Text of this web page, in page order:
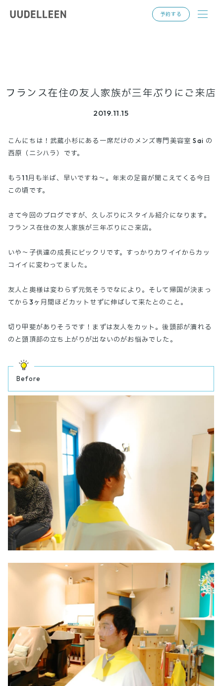
フランス在住の友人家族が三年ぶりにご来店
2019.11.15
こんにちは！武蔵小杉にある一席だけのメンズ専門美容室 Sai の
西原（ニシハラ）です。
もう11月も半ば、早いですね〜。年末の足音が聞こえてくる今日
この頃です。
さて今回のブログですが、久しぶりにスタイル紹介になります。
フランス在住の友人家族が三年ぶりにご来店。
いや〜子供達の成長にビックリです。すっかりカワイイからカッ
コイイに変わってました。
友人と奥様は変わらず元気そうでなにより。そして帰国が決まっ
てから3ヶ月間ほどカットせずに伸ばして来たとのこと。
切り甲斐がありそうです！まずは友人をカット。後頭部が潰れる
のと頭頂部の立ち上がりが出ないのがお悩みでした。
Before
予約する